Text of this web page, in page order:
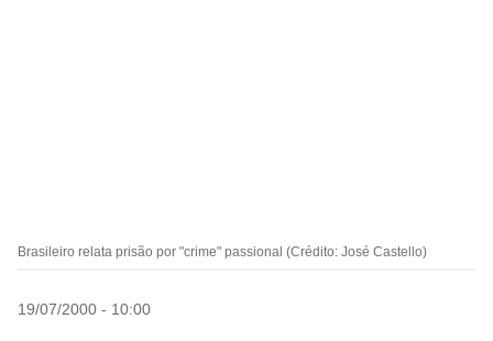
Brasileiro relata prisão por "crime" passional (Crédito: José Castello)
19/07/2000 - 10:00